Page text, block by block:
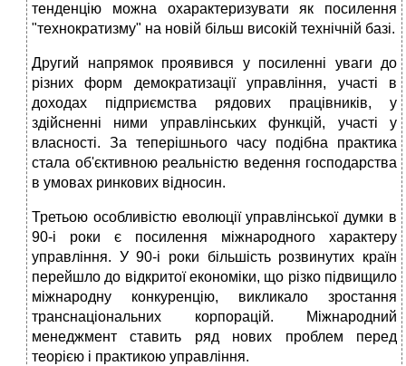
тенденцію можна охарактеризувати як посилення
"технократизму" на новій більш високій технічній базі.
Другий напрямок проявився у посиленні уваги до
різних форм демократизації управління, участі в
доходах підприємства рядових працівників, у
здійсненні ними управлінських функцій, участі у
власності. За теперішнього часу подібна практика
стала об'єктивною реальністю ведення господарства
в умовах ринкових відносин.
Третьою особливістю еволюції управлінської думки в
90-і роки є посилення міжнародного характеру
управління. У 90-і роки більшість розвинутих країн
перейшло до відкритої економіки, що різко підвищило
міжнародну конкуренцію, викликало зростання
транснаціональних корпорацій. Міжнародний
менеджмент ставить ряд нових проблем перед
теорією і практикою управління.